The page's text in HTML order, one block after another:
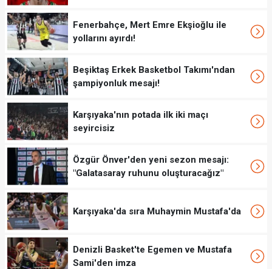
Fenerbahçe, Mert Emre Ekşioğlu ile
yollarını ayırdı!
Beşiktaş Erkek Basketbol Takımı'ndan
şampiyonluk mesajı!
Karşıyaka'nın potada ilk iki maçı
seyircisiz
Özgür Önver'den yeni sezon mesajı:
"Galatasaray ruhunu oluşturacağız"
Karşıyaka'da sıra Muhaymin Mustafa'da
Denizli Basket'te Egemen ve Mustafa
Sami'den imza